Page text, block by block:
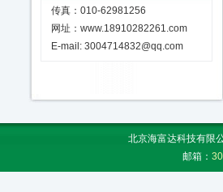
传真：010-62981256
网址：www.18910282261.com
E-mail: 3004714832@qq.com
北京海富达科技有限
邮箱：